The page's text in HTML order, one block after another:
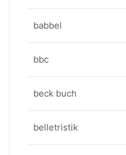
babbel
bbc
beck buch
belletristik